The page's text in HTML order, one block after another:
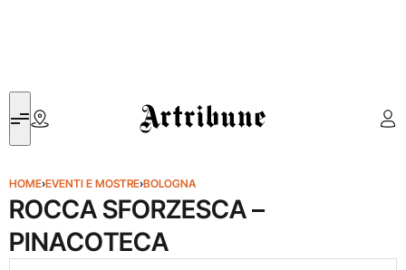
Artribune
HOME›EVENTI E MOSTRE›BOLOGNA
ROCCA SFORZESCA –
PINACOTECA